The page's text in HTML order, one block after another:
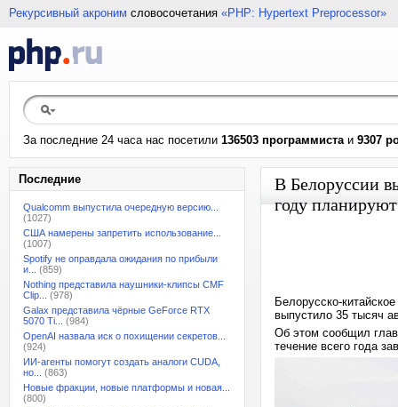
Рекурсивный акроним словосочетания «PHP: Hypertext Preprocessor»
За последние 24 часа нас посетили 136503 программистаи 9307
Последние
Qualcomm выпустила очередную версию...
(1027)
США намерены запретить использование...
(1007)
Spotify не оправдала ожидания по прибыли
и...
(859)
Nothing представила наушники-клипсы CMF
Clip...
(978)
Galax представила чёрные GeForce RTX
5070 Ti...
(984)
OpenAI назвала иск о похищении секретов...
(924)
ИИ-агенты помогут создать аналоги CUDA,
но...
(863)
Новые фракции, новые платформы и новая...
(800)
В Белоруссии
году
Белорусско-
выпустило 35 тысяч
Об этом сообщил
течение всего года